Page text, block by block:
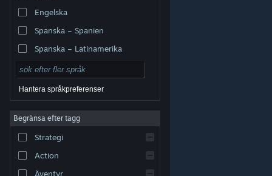
varumärken tillhör respektive ägare i USA och andra
Tillgänglighet
Återbetalningar|
Engelska
Spanska – Spanien
Spanska – Latinamerika
Hantera språkpreferenser
Begränsa efter tagg
Strategi
Action
Äventyr